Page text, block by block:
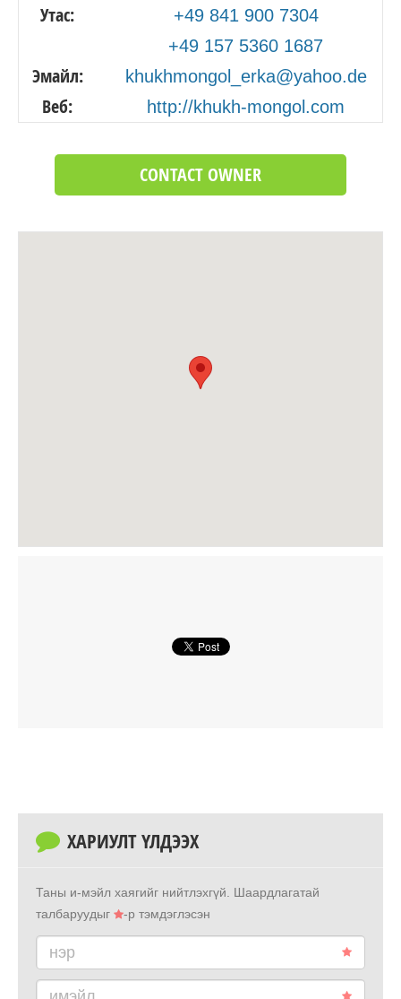
Утас:
+49 841 900 7304
+49 157 5360 1687
Эмайл: khukhmongol_erka@yahoo.de
Веб: http://khukh-mongol.com
CONTACT OWNER
ХАРИУЛТ ҮЛДЭЭХ
Таны и-мэйл хаягийг нийтлэхгүй.
Шаардлагатай
талбаруудыг
-р тэмдэглэсэн
нэр